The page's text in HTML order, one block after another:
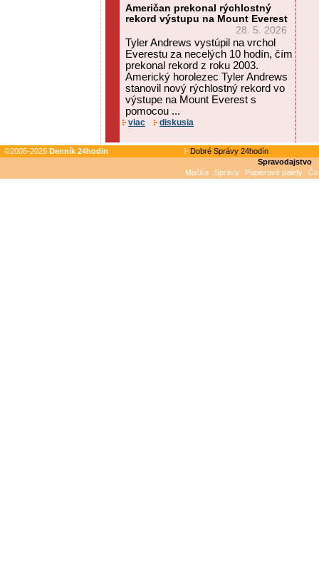
Američan prekonal rýchlostný
rekord výstupu na Mount Everest
28. 5. 2026
Tyler Andrews vystúpil na vrchol
Everestu za necelých 10 hodín, čím
prekonal rekord z roku 2003.
Americký horolezec Tyler Andrews
stanovil nový rýchlostný rekord vo
výstupe na Mount Everest s
pomocou ...
viac diskusia
©2005-2026 Denník 24hodin
Dobré Správy 24hodín
Spravodajstvo
Mačka
Správy Papierové palety